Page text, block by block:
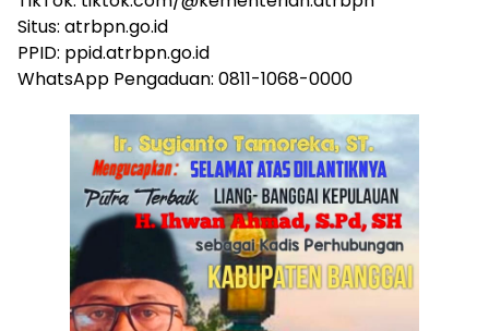
Situs: atrbpn.go.id
PPID: ppid.atrbpn.go.id
WhatsApp Pengaduan: 0811-1068-0000